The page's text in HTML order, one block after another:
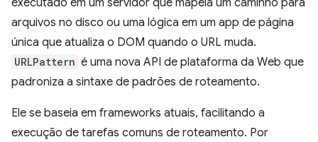
executado em um servidor que mapeia um caminho para
arquivos no disco ou uma lógica em um app de página
única que atualiza o DOM quando o URL muda.
URLPattern é uma nova API de plataforma da Web que
padroniza a sintaxe de padrões de roteamento.
Ele se baseia em frameworks atuais, facilitando a
execução de tarefas comuns de roteamento. Por